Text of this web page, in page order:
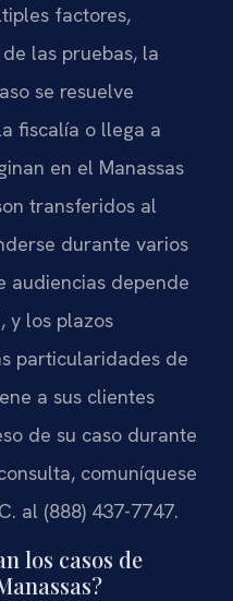
factores,
las pruebas, la
se resuelve
fiscalía o llega a
en el Manassas
transferidos al
durante varios
audiencias depende
y los plazos
particularidades de
a sus clientes
de su caso durante
comuníquese
al (888) 437-7747.
los casos de